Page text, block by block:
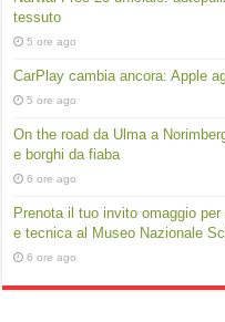
tessuto
5 ore ago
CarPlay cambia ancora: Apple
5 ore ago
On the road da Ulma a
e borghi da fiaba
6 ore ago
Prenota il tuo invito omaggio
e tecnica al Museo Nazionale
6 ore ago